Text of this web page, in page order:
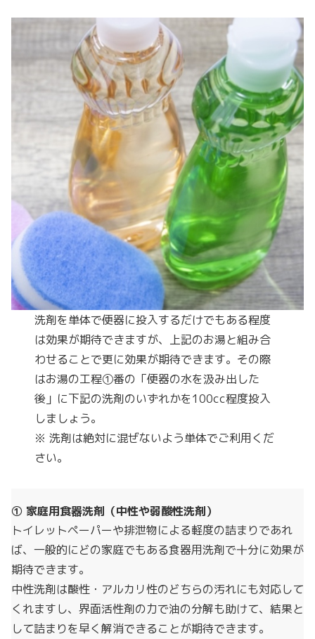
洗剤を単体で便器に投入するだけでもある程度
は効果が期待できますが、上記のお湯と組み合
わせることで更に効果が期待できます。その際
はお湯の工程①番の「便器の水を汲み出した
後」に下記の洗剤のいずれかを100cc程度投入
しましょう。
※ 洗剤は絶対に混ぜないよう単体でご利用くだ
さい。
① 家庭用食器洗剤（中性や弱酸性洗剤）
トイレットペーパーや排泄物による軽度の詰まりであれ
ば、一般的にどの家庭でもある食器用洗剤で十分に効果が
期待できます。
中性洗剤は酸性・アルカリ性のどちらの汚れにも対応して
くれますし、界面活性剤の力で油の分解も助けて、結果と
して詰まりを早く解消できることが期待できます。